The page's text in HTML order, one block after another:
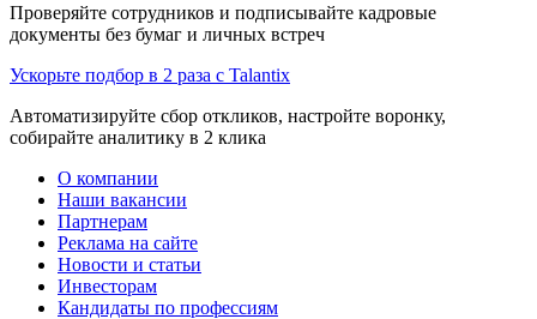
Проверяйте сотрудников и подписывайте кадровые
документы без бумаг и личных встреч
Ускорьте подбор в 2 раза с Talantix
Автоматизируйте сбор откликов, настройте воронку,
собирайте аналитику в 2 клика
О компании
Наши вакансии
Партнерам
Реклама на сайте
Новости и статьи
Инвесторам
Кандидаты по профессиям